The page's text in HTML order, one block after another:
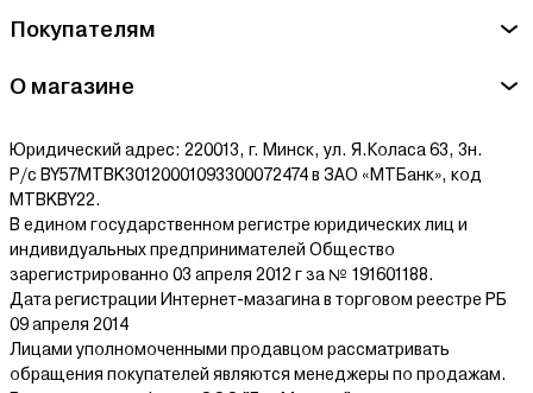
Покупателям
О магазине
Юридический адрес: 220013, г. Минск, ул. Я.Коласа 63, 3н.
Р/с BY57MTBK30120001093300072474 в ЗАО «МТБанк», код
MTBKBY22.
В едином государственном регистре юридических лиц и
индивидуальных предпринимателей Общество
зарегистрированно 03 апреля 2012 г за № 191601188.
Дата регистрации Интернет-мазагина в торговом реестре РБ
09 апреля 2014
Лицами уполномоченными продавцом рассматривать
обращения покупателей являются менеджеры по продажам.